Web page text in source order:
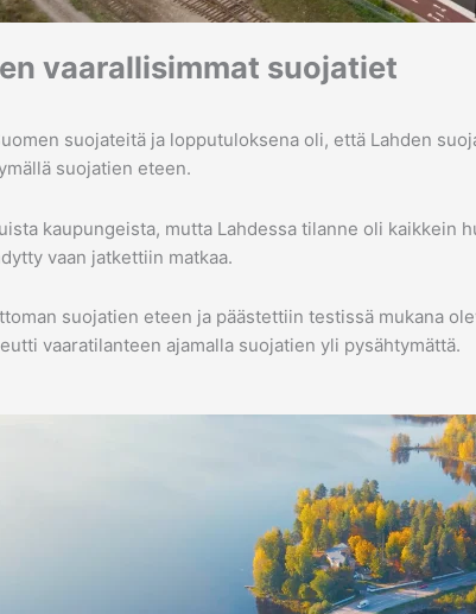
vaarallisimmat suojatiet
suojateitä ja lopputuloksena oli, että Lahden
suojatien eteen.
kaupungeista, mutta Lahdessa tilanne oli kaikkein
vaan jatkettiin matkaa.
suojatien eteen ja päästettiin testissä mukana
vaaratilanteen ajamalla suojatien yli pysähtymättä.